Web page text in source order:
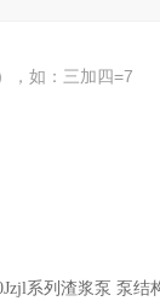
，如：三加四=7
系列渣浆泵 泵结构